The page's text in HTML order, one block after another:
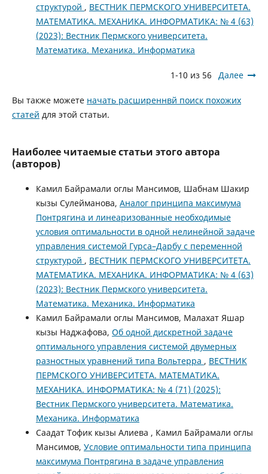
структурой , ВЕСТНИК ПЕРМСКОГО УНИВЕРСИТЕТА.
МАТЕМАТИКА. МЕХАНИКА. ИНФОРМАТИКА: № 4 (63)
(2023): Вестник Пермского университета.
Математика. Механика. Информатика
1-10 из 56 Далее
Вы также можете начать расширеннвй поиск похожих
статей для этой статьи.
Наиболее читаемые статьи этого автора
(авторов)
Камил Байрамали оглы Мансимов, Шабнам Шакир
кызы Сулейманова, Аналог принципа максимума
Понтрягина и линеаризованные необходимые
условия оптимальности в одной нелинейной задаче
управления системой Гурса–Дарбу с переменной
структурой , ВЕСТНИК ПЕРМСКОГО УНИВЕРСИТЕТА.
МАТЕМАТИКА. МЕХАНИКА. ИНФОРМАТИКА: № 4 (63)
(2023): Вестник Пермского университета.
Математика. Механика. Информатика
Камил Байрамали оглы Мансимов, Малахат Яшар
кызы Наджафова, Об одной дискретной задаче
оптимального управления системой двумерных
разностных уравнений типа Вольтерра , ВЕСТНИК
ПЕРМСКОГО УНИВЕРСИТЕТА. МАТЕМАТИКА.
МЕХАНИКА. ИНФОРМАТИКА: № 4 (71) (2025):
Вестник Пермского университета. Математика.
Механика. Информатика
Саадат Тофик кызы Алиева , Камил Байрамали оглы
Мансимов, Условие оптимальности типа принципа
максимума Понтрягина в задаче управления